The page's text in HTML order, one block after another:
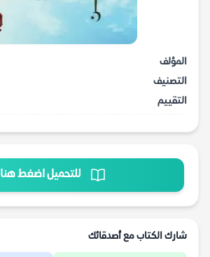
المؤلف
التصنيف
التقييم
للتحميل اضغط هنا
شارك الكتاب مع أصدقائك